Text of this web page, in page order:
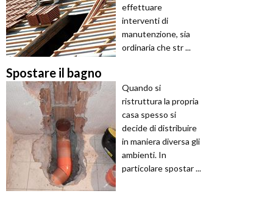
effettuare
interventi di
manutenzione, sia
ordinaria che str ...
Spostare il bagno
Quando si
ristruttura la propria
casa spesso si
decide di distribuire
in maniera diversa gli
ambienti. In
particolare spostar ...